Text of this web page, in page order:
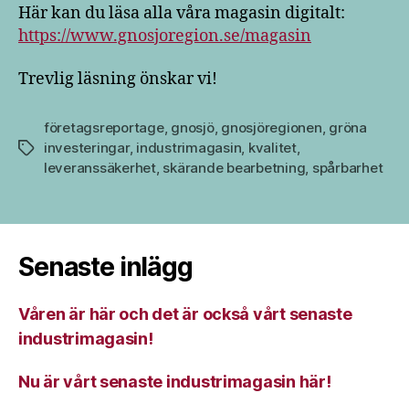
Här kan du läsa alla våra magasin digitalt:
https://www.gnosjoregion.se/magasin
Trevlig läsning önskar vi!
Etiketter
företagsreportage, gnosjö, gnosjöregionen, gröna
investeringar, industrimagasin, kvalitet,
leveranssäkerhet, skärande bearbetning, spårbarhet
Senaste inlägg
Våren är här och det är också vårt senaste
industrimagasin!
Nu är vårt senaste industrimagasin här!